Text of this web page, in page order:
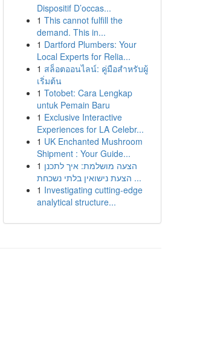
Dispositif D’occas...
1 This cannot fulfill the
demand. This in...
1 Dartford Plumbers: Your
Local Experts for Relia...
1 สล็อตออนไลน์: คู่มือสำหรับผู้
เริ่มต้น
1 Totobet: Cara Lengkap
untuk Pemain Baru
1 Exclusive Interactive
Experiences for LA Celebr...
1 UK Enchanted Mushroom
Shipment : Your Guide...
1 הצעה מושלמת: איך לתכנן
הצעת נישואין בלתי נשכחת ...
1 Investigating cutting-edge
analytical structure...